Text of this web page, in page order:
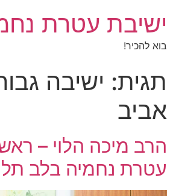
ישיבת עטרת
בוא להכיר!
תגית: ישיבה
אביב
הרב מיכה הלוי –
עטרת נחמיה בלב